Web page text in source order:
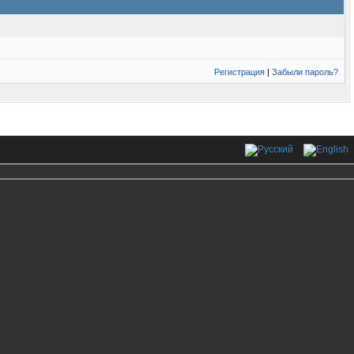
Регистрация | Забыли пароль?